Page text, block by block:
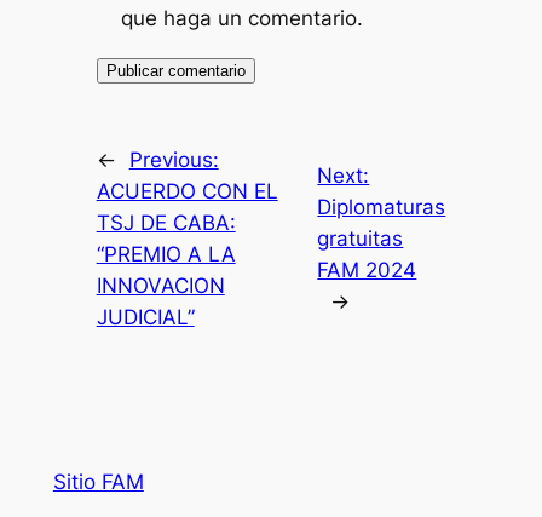
que haga un comentario.
←
Previous:
ACUERDO CON EL
TSJ DE CABA:
“PREMIO A LA
INNOVACION
JUDICIAL”
Next:
Diplomaturas
gratuitas
FAM 2024
→
Sitio FAM